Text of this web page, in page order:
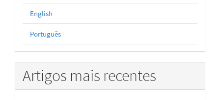
English
Português
Artigos mais recentes